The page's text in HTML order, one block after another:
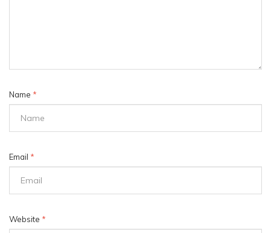
Name *
Email *
Website *